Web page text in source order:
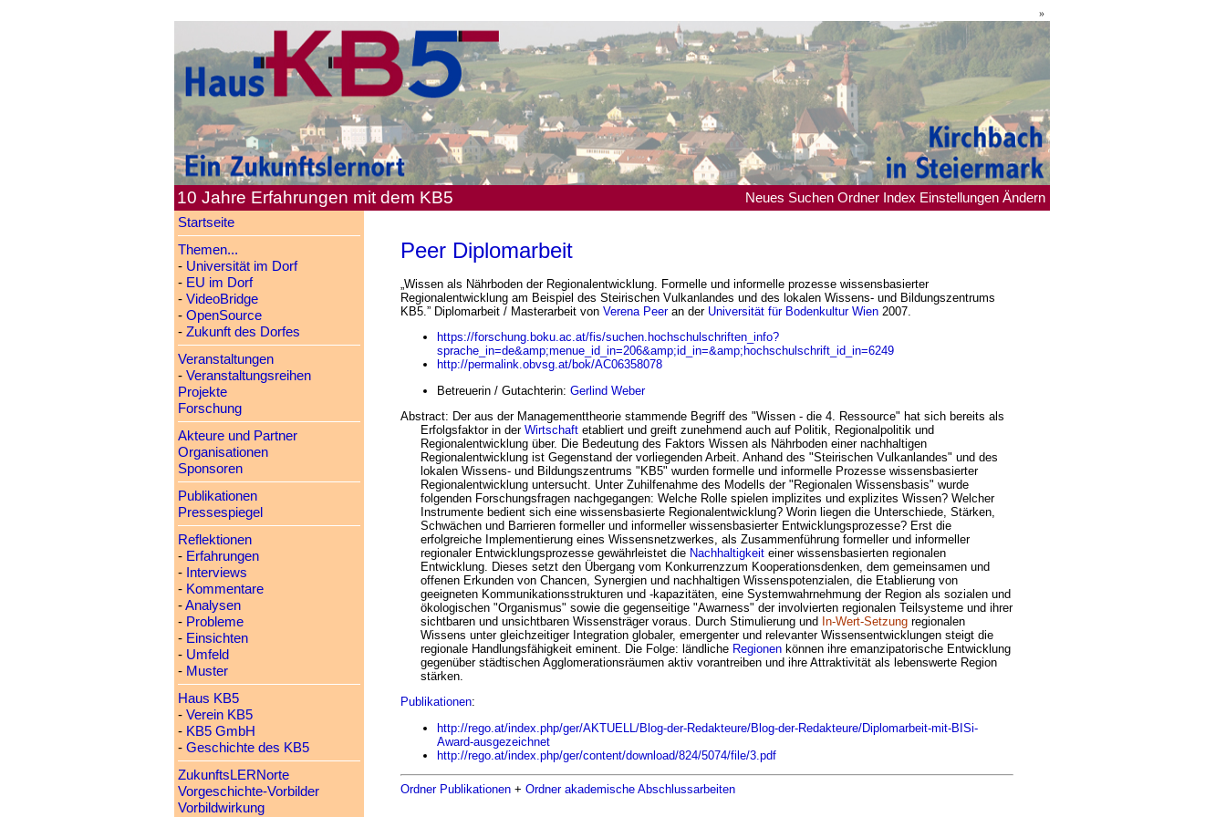
»
10 Jahre Erfahrungen mit dem KB5 Neues Suchen Ordner Index Einstellungen Ändern
Startseite
Themen...
- Universität im Dorf
- EU im Dorf
- VideoBridge
- OpenSource
- Zukunft des Dorfes
Veranstaltungen
- Veranstaltungsreihen
Projekte
Forschung
Akteure und Partner
Organisationen
Sponsoren
Publikationen
Pressespiegel
Reflektionen
- Erfahrungen
- Interviews
- Kommentare
-Analysen
- Probleme
- Einsichten
- Umfeld
- Muster
Haus KB5
- Verein KB5
- KB5 GmbH
- Geschichte des KB5
ZukunftsLERNorte
Vorgeschichte-Vorbilder
Vorbildwirkung
Peer Diplomarbeit
„Wissen als Nährboden der Regionalentwicklung. Formelle und informelle prozesse wissensbasierter
Regionalentwicklung am Beispiel des Steirischen Vulkanlandes und des lokalen Wissens- und Bildungszentrums
KB5.” Diplomarbeit / Masterarbeit von Verena Peeran der Universität für Bodenkultur Wien2007.
https://forschung.boku.ac.at/fis/suchen.hochschulschriften_info?
sprache_in=de&amp;menue_id_in=206&amp;id_in=&amp;hochschulschrift_id_in=6249
http://permalink.obvsg.at/bok/AC06358078
Betreuerin / Gutachterin: Gerlind Weber
Abstract: Der aus der Managementtheorie stammende Begriff des "Wissen - die 4. Ressource" hat sich bereits als
Erfolgsfaktor in derWirtschaft etabliert und greift zunehmend auch auf Politik, Regionalpolitik und
Regionalentwicklung über. Die Bedeutung des Faktors Wissen als Nährboden einer nachhaltigen
Regionalentwicklung ist Gegenstand der vorliegenden Arbeit. Anhand des "Steirischen Vulkanlandes" und des
lokalen Wissens- und Bildungszentrums "KB5" wurden formelle und informelle Prozesse wissensbasierter
Regionalentwicklung untersucht. Unter Zuhilfenahme des Modells der "Regionalen Wissensbasis" wurde
folgenden Forschungsfragen nachgegangen: Welche Rolle spielen implizites und explizites Wissen? Welcher
Instrumente bedient sich eine wissensbasierte Regionalentwicklung? Worin liegen die Unterschiede, Stärken,
Schwächen und Barrieren formeller und informeller wissensbasierter Entwicklungsprozesse? Erst die
erfolgreiche Implementierung eines Wissensnetzwerkes, als Zusammenführung formeller und informeller
regionaler Entwicklungsprozesse gewährleistet die Nachhaltigkeit einer wissensbasierten regionalen
Entwicklung. Dieses setzt den Übergang vom Konkurrenzzum Kooperationsdenken, dem gemeinsamen und
offenen Erkunden von Chancen, Synergien und nachhaltigen Wissenspotenzialen, die Etablierung von
geeigneten Kommunikationsstrukturen und -kapazitäten, eine Systemwahrnehmung der Region als sozialen und
ökologischen "Organismus" sowie die gegenseitige "Awarness" der involvierten regionalen Teilsysteme und ihrer
sichtbaren und unsichtbaren Wissensträger voraus. Durch Stimulierung und In-Wert-Setzung regionalen
Wissens unter gleichzeitiger Integration globaler, emergenter und relevanter Wissensentwicklungen steigt die
regionale Handlungsfähigkeit eminent. Die Folge: ländliche Regionen können ihre emanzipatorische Entwicklung
gegenüber städtischen Agglomerationsräumen aktiv vorantreiben und ihre Attraktivität als lebenswerte Region
stärken.
Publikationen:
http://rego.at/index.php/ger/AKTUELL/Blog-der-Redakteure/Blog-der-Redakteure/Diplomarbeit-mit-BISi-
Award-ausgezeichnet
http://rego.at/index.php/ger/content/download/824/5074/file/3.pdf
Ordner Publikationen+ Ordner akademische Abschlussarbeiten